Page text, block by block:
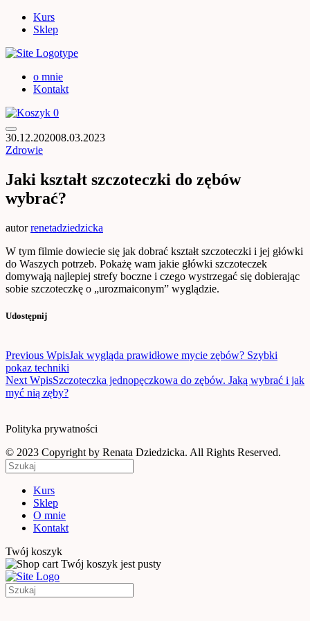
Kurs
Sklep
o mnie
Kontakt
0
30.12.202008.03.2023
Zdrowie
Jaki kształt szczoteczki do zębów
wybrać?
autorrenetadziedzicka
W tym filmie dowiecie się jak dobrać kształt szczoteczki i jej główki
do Waszych potrzeb. Pokażę wam jakie główki szczoteczek
domywają najlepiej strefy boczne i czego wystrzegać się dobierając
sobie szczoteczkę o „urozmaiconym” wyglądzie.
Udostępnij
wpisu
Previous WpisJak wygląda prawidłowe mycie zębów? Szybki
pokaz techniki
Next WpisSzczoteczka jednopęczkowa do zębów. Jaką wybrać i jak
myć nią zęby?
Polityka prywatności
© 2023 Copyright by Renata Dziedzicka. All Rights Reserved.
Kurs
Sklep
O mnie
Kontakt
Twój koszyk
Twój koszyk jest pusty